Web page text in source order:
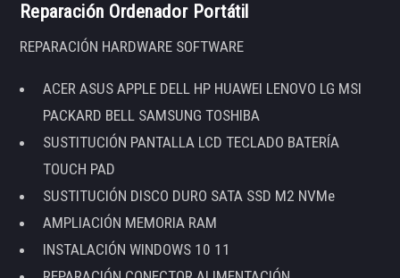
Reparación Ordenador Portátil
REPARACIÓN HARDWARE SOFTWARE
ACER ASUS APPLE DELL HP HUAWEI LENOVO LG MSI
PACKARD BELL SAMSUNG TOSHIBA
SUSTITUCIÓN PANTALLA LCD TECLADO BATERÍA
TOUCH PAD
SUSTITUCIÓN DISCO DURO SATA SSD M2 NVMe
AMPLIACIÓN MEMORIA RAM
INSTALACIÓN WINDOWS 10 11